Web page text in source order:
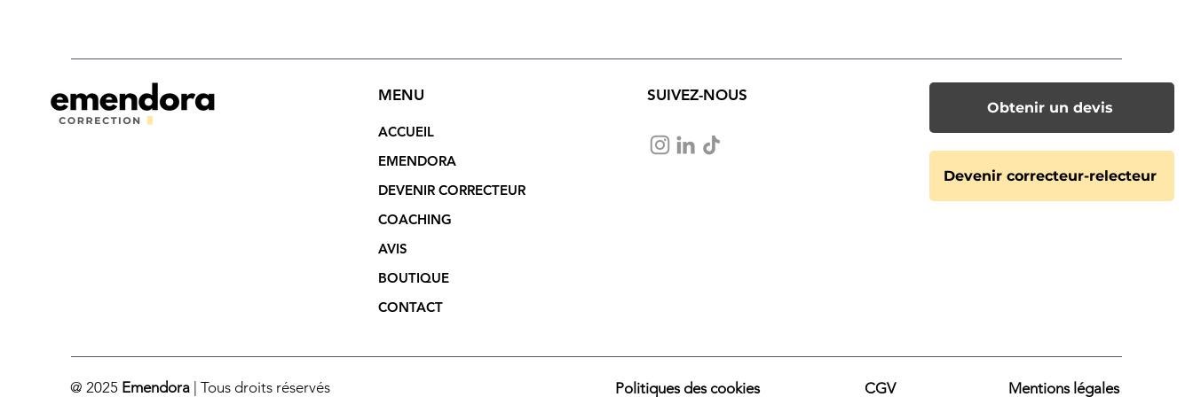
MENU
ACCUEIL
EMENDORA
DEVENIR CORRECTEUR
COACHING
AVIS
BOUTIQUE
CONTACT
SUIVEZ-NOUS
Obtenir un devis
Devenir correcteur-relecteur
@ 2025 Emendora | Tous droits réservés Politiques des cookies ​Mentions légales
CGV